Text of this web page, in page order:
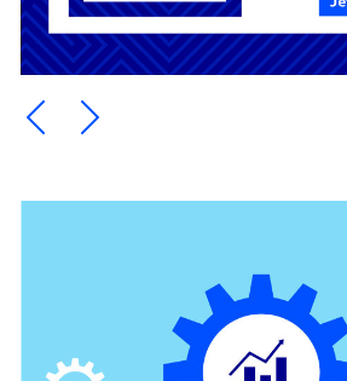
Ein Element zurück blättern
Ein Element weiter blättern